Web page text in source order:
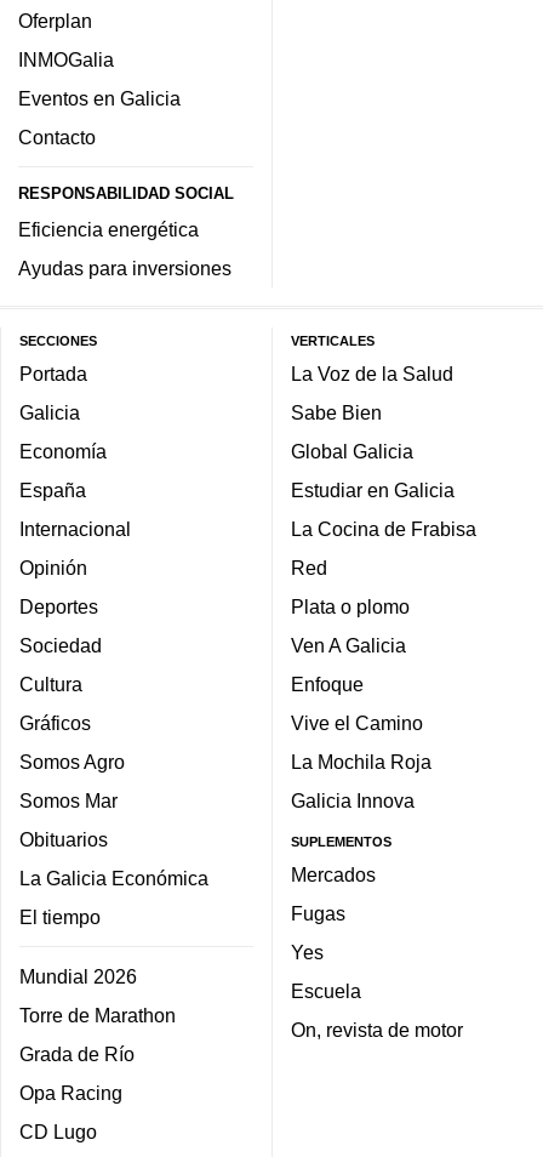
Oferplan
INMOGalia
Eventos en Galicia
Contacto
RESPONSABILIDAD SOCIAL
Eficiencia energética
Ayudas para inversiones
SECCIONES
Portada
Galicia
Economía
España
Internacional
Opinión
Deportes
Sociedad
Cultura
Gráficos
Somos Agro
Somos Mar
Obituarios
La Galicia Económica
El tiempo
Mundial 2026
Torre de Marathon
Grada de Río
Opa Racing
CD Lugo
VERTICALES
La Voz de la Salud
Sabe Bien
Global Galicia
Estudiar en Galicia
La Cocina de Frabisa
Red
Plata o plomo
Ven A Galicia
Enfoque
Vive el Camino
La Mochila Roja
Galicia Innova
SUPLEMENTOS
Mercados
Fugas
Yes
Escuela
On, revista de motor